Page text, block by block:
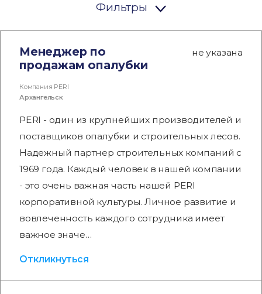
Фильтры
Менеджер по
продажам опалубки
не указана
Компания PERI
Архангельск
PERI - один из крупнейших производителей и
поставщиков опалубки и строительных лесов.
Надежный партнер строительных компаний с
1969 года. Каждый человек в нашей компании
- это очень важная часть нашей PERI
корпоративной культуры. Личное развитие и
вовлеченность каждого сотрудника имеет
важное значе…
Откликнуться